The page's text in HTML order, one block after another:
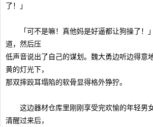
了！」
「可不是嘛！真他妈是好逼都让狗操了！
道，然后压
低声音说出了自己的谋划。魏大勇边听边得意
黄的灯光下，
那双摔跤耳塌陷的软骨显得格外狰狞。
这边器材仓库里刚刚享受完欢愉的年轻男
清醒过来后，